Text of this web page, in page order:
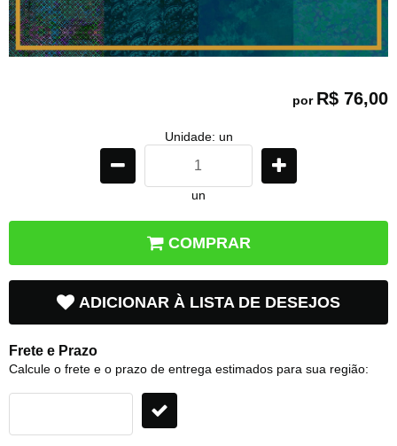
por R$ 76,00
Unidade: un
un
COMPRAR
ADICIONAR À LISTA DE DESEJOS
Frete e Prazo
Calcule o frete e o prazo de entrega estimados para sua região: